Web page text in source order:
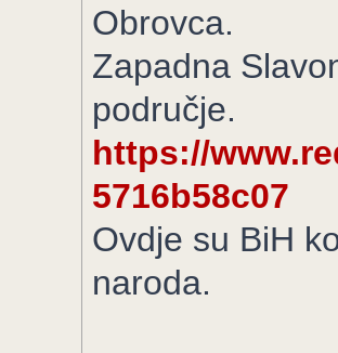
Obrovca.
Zapadna
područje.
https://
5716b58c07
Ovdje su BiH
naroda.